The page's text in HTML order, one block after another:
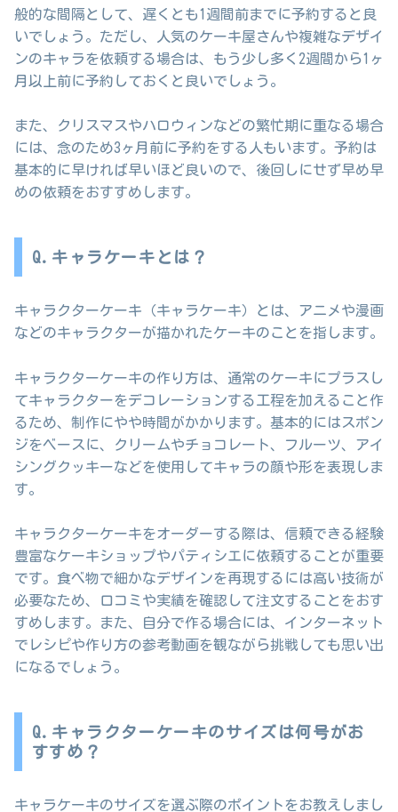
般的な間隔として、遅くとも1週間前までに予約すると良
いでしょう。ただし、人気のケーキ屋さんや複雑なデザイ
ンのキャラを依頼する場合は、もう少し多く2週間から1ヶ
月以上前に予約しておくと良いでしょう。
また、クリスマスやハロウィンなどの繁忙期に重なる場合
には、念のため3ヶ月前に予約をする人もいます。予約は
基本的に早ければ早いほど良いので、後回しにせず早め早
めの依頼をおすすめします。
Q.キャラケーキとは？
キャラクターケーキ（キャラケーキ）とは、アニメや漫画
などのキャラクターが描かれたケーキのことを指します。
キャラクターケーキの作り方は、通常のケーキにプラスし
てキャラクターをデコレーションする工程を加えること作
るため、制作にやや時間がかかります。基本的にはスポン
ジをベースに、クリームやチョコレート、フルーツ、アイ
シングクッキーなどを使用してキャラの顔や形を表現しま
す。
キャラクターケーキをオーダーする際は、信頼できる経験
豊富なケーキショップやパティシエに依頼することが重要
です。食べ物で細かなデザインを再現するには高い技術が
必要なため、口コミや実績を確認して注文することをおす
すめします。また、自分で作る場合には、インターネット
でレシピや作り方の参考動画を観ながら挑戦しても思い出
になるでしょう。
Q.キャラクターケーキのサイズは何号がお
すすめ？
キャラケーキのサイズを選ぶ際のポイントをお教えしまし